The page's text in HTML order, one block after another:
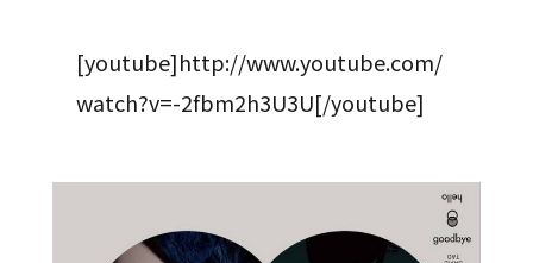
[youtube]http://www.youtube.com/
watch?v=-2fbm2h3U3U[/youtube]